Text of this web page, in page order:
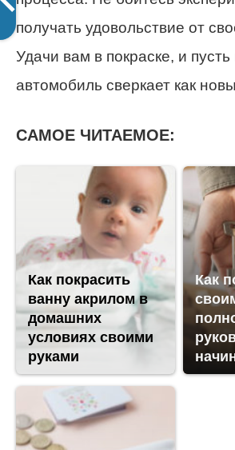
получать удовольствие от
Удачи вам в покраске, и
автомобиль сверкает как
САМОЕ ЧИТАЕМОЕ:
Как покрасить
ванну акрилом в
домашних
условиях своими
руками
Как